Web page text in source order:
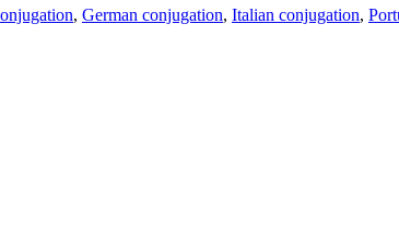
, German conjugation, Italian conjugation,